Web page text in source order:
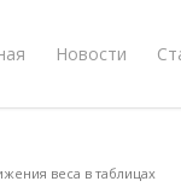
Новости
веса в таблицах